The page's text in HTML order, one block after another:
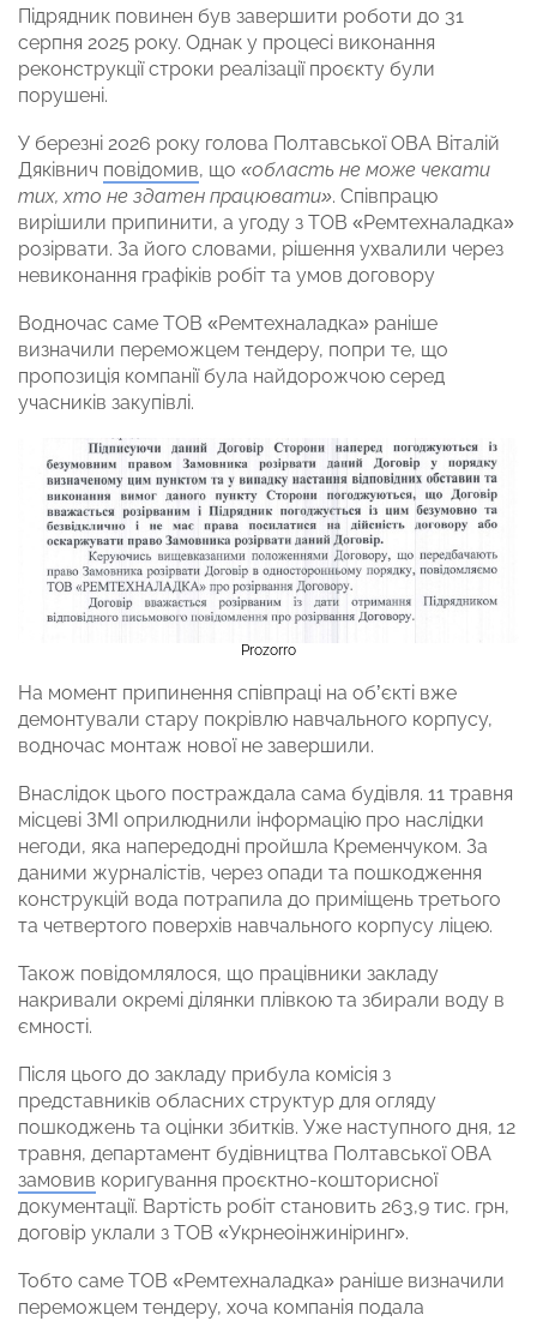
Підрядник повинен був завершити роботи до 31
серпня 2025 року. Однак у процесі виконання
реконструкції строки реалізації проєкту були
порушені.
У березні 2026 року голова Полтавської ОВА Віталій
Дяківнич повідомив, що «область не може чекати
тих, хто не здатен працювати». Співпрацю
вирішили припинити, а угоду з ТОВ «Ремтехналадка»
розірвати. За його словами, рішення ухвалили через
невиконання графіків робіт та умов договору
Водночас саме ТОВ «Ремтехналадка» раніше
визначили переможцем тендеру, попри те, що
пропозиція компанії була найдорожчою серед
учасників закупівлі.
Prozorro
На момент припинення співпраці на об’єкті вже
демонтували стару покрівлю навчального корпусу,
водночас монтаж нової не завершили.
Внаслідок цього постраждала сама будівля. 11 травня
місцеві ЗМІ оприлюднили інформацію про наслідки
негоди, яка напередодні пройшла Кременчуком. За
даними журналістів, через опади та пошкодження
конструкцій вода потрапила до приміщень третього
та четвертого поверхів навчального корпусу ліцею.
Також повідомлялося, що працівники закладу
накривали окремі ділянки плівкою та збирали воду в
ємності.
Після цього до закладу прибула комісія з
представників обласних структур для огляду
пошкоджень та оцінки збитків. Уже наступного дня, 12
травня, департамент будівництва Полтавської ОВА
замовив коригування проєктно-кошторисної
документації. Вартість робіт становить 263,9 тис. грн,
договір уклали з ТОВ «Укрнеоінжиніринг».
Тобто саме ТОВ «Ремтехналадка» раніше визначили
переможцем тендеру, хоча компанія подала